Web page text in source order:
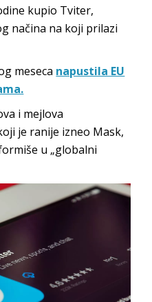
kupio Tviter,
načina na koji prilazi
meseca napustila EU
i mejlova
je ranije izneo Mask,
u „globalni